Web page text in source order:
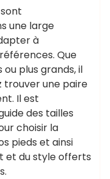
une large
à
Que
plus grands, il
trouver une paire
Il est
des tailles
choisir la
pieds et ainsi
et du style offerts